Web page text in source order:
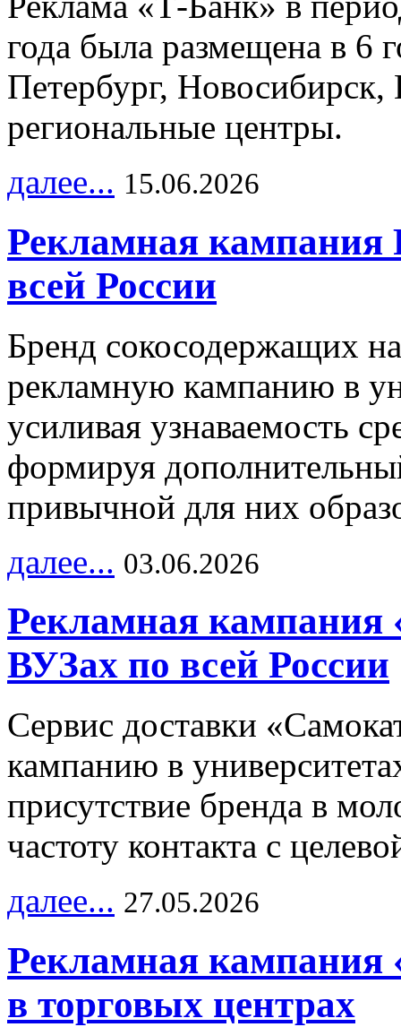
года была размещена в 6
Петербург,
региональные центры.
далее... 15.06.2026
Рекламная
всей России
Бренд сокосодержащих
рекламную кампанию в
усиливая узнаваемость
формируя
привычной для них
далее... 03.06.2026
Рекламная кампания
ВУЗах по всей России
Сервис доставки
кампанию в
присутствие бренда в
частоту контакта с
далее... 27.05.2026
Рекламная кампания
в торговых центрах